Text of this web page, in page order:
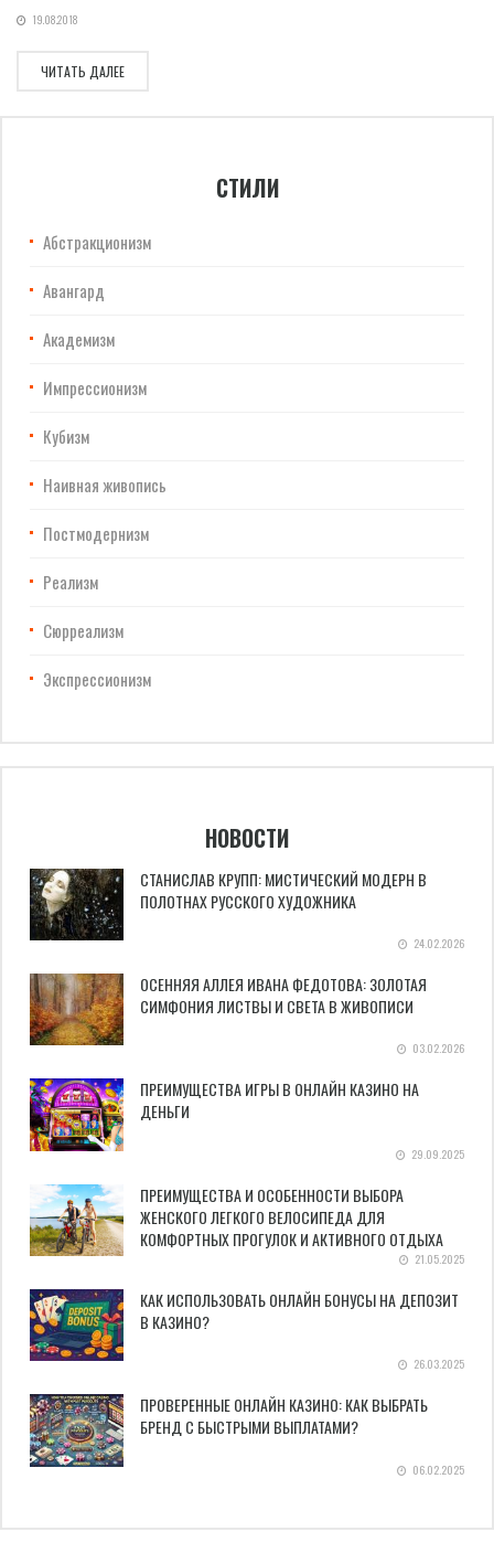
19.08.2018
ЧИТАТЬ ДАЛЕЕ
СТИЛИ
Абстракционизм
Авангард
Академизм
Импрессионизм
Кубизм
Наивная живопись
Постмодернизм
Реализм
Сюрреализм
Экспрессионизм
НОВОСТИ
СТАНИСЛАВ КРУПП: МИСТИЧЕСКИЙ МОДЕРН В
ПОЛОТНАХ РУССКОГО ХУДОЖНИКА
24.02.2026
ОСЕННЯЯ АЛЛЕЯ ИВАНА ФЕДОТОВА: ЗОЛОТАЯ
СИМФОНИЯ ЛИСТВЫ И СВЕТА В ЖИВОПИСИ
03.02.2026
ПРЕИМУЩЕСТВА ИГРЫ В ОНЛАЙН КАЗИНО НА
ДЕНЬГИ
29.09.2025
ПРЕИМУЩЕСТВА И ОСОБЕННОСТИ ВЫБОРА
ЖЕНСКОГО ЛЕГКОГО ВЕЛОСИПЕДА ДЛЯ
КОМФОРТНЫХ ПРОГУЛОК И АКТИВНОГО ОТДЫХА
21.05.2025
КАК ИСПОЛЬЗОВАТЬ ОНЛАЙН БОНУСЫ НА ДЕПОЗИТ
В КАЗИНО?
26.03.2025
ПРОВЕРЕННЫЕ ОНЛАЙН КАЗИНО: КАК ВЫБРАТЬ
БРЕНД С БЫСТРЫМИ ВЫПЛАТАМИ?
06.02.2025